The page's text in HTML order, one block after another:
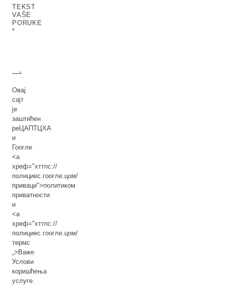
TEKST
VAŠE
PORUKE
*
Овај
сајт
је
заштићен
реЦАПТЦХА
и
Гоогле
<а
хреф="хттпс://
полициес.гоогле.цом/
приваци">политиком
приватности
и
<а
хреф="хттпс://
полициес.гоогле.цом/
термс
„>Важе
Услови
коришћења
услуге.